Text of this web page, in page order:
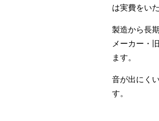
は実費をい
製造から長
メーカー・
ます。
音が出にく
す。